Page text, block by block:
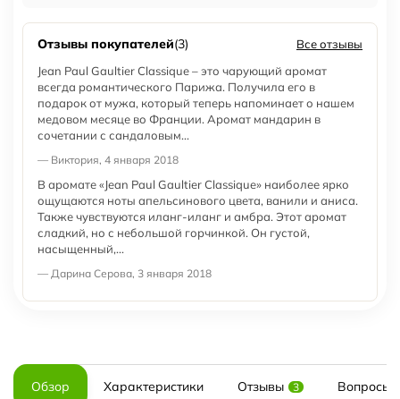
Отзывы покупателей(3)
Все отзывы
Jean Paul Gaultier Classique – это чарующий аромат
всегда романтического Парижа. Получила его в
подарок от мужа, который теперь напоминает о нашем
медовом месяце во Франции. Аромат мандарин в
сочетании с сандаловым...
— Виктория, 4 января 2018
В аромате «Jean Paul Gaultier Classique» наиболее ярко
ощущаются ноты апельсинового цвета, ванили и аниса.
Также чувствуются иланг-иланг и амбра. Этот аромат
сладкий, но с небольшой горчинкой. Он густой,
насыщенный,...
— Дарина Серова, 3 января 2018
Обзор Характеристики Отзывы 3 Вопросы